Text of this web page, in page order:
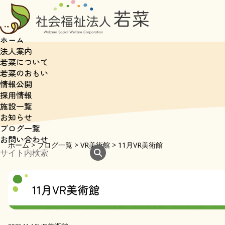
ホーム
法人案内
若菜について
若菜のおもい
情報公開
採用情報
施設一覧
お知らせ
ブログ一覧
お問い合わせ
ホーム>ブログ一覧 > VR美術館 > 11月VR美術館
11月VR美術館